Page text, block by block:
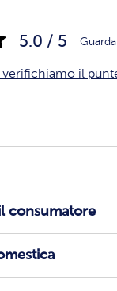
5.0 / 5 Guarda
il
consumatore